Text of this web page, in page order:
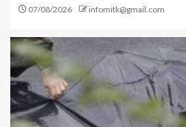
07/08/2026 infomitk@gmail.com